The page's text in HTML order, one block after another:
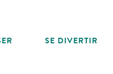
SE DIVERTIR